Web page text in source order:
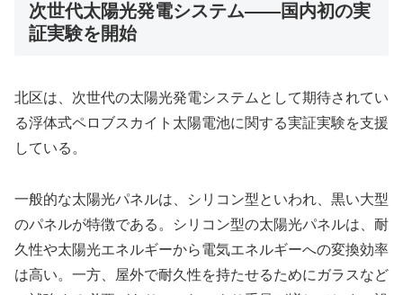
次世代太陽光発電システム——国内初の実
証実験を開始
北区は、次世代の太陽光発電システムとして期待されてい
る浮体式ペロブスカイト太陽電池に関する実証実験を支援
している。
一般的な太陽光パネルは、シリコン型といわれ、黒い大型
のパネルが特徴である。シリコン型の太陽光パネルは、耐
久性や太陽光エネルギーから電気エネルギーへの変換効率
は高い。一方、屋外で耐久性を持たせるためにガラスなど